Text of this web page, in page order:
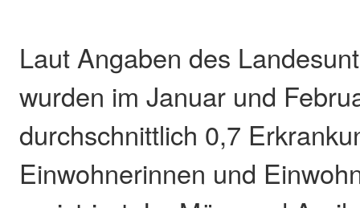
Laut Angaben des
wurden im Januar und
durchschnittlich 0,7
Einwohnerinnen und